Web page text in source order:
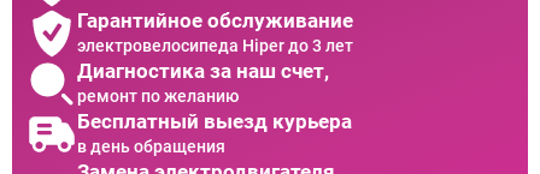
Гарантийное обслуживание
электровелосипеда Hiper до 3 лет
Диагностика за наш счет,
ремонт по желанию
Бесплатный выезд курьера
в день обращения